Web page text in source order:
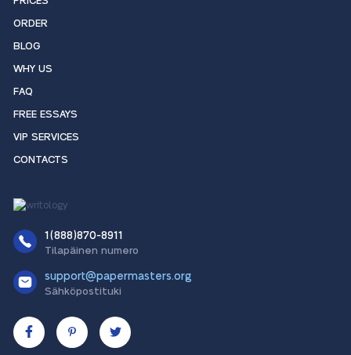
ORDER
BLOG
WHY US
FAQ
FREE ESSAYS
VIP SERVICES
CONTACTS
1(888)870-8911
Tilapäinen numero
support@papermasters.org
Sähköpostituki